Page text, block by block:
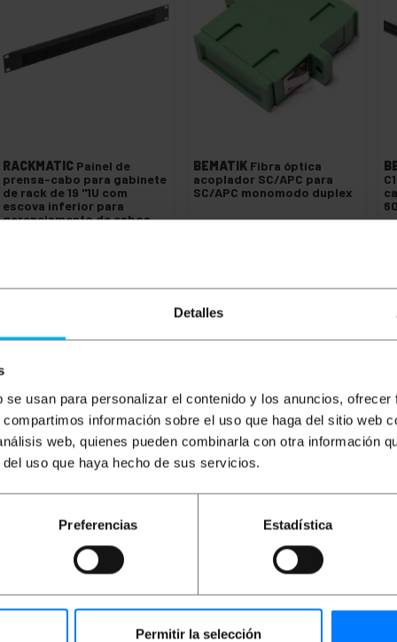
Detalles
usan para personalizar el contenido y los anuncios,
información sobre el uso que haga del sitio web
web, quienes pueden combinarla con otra información
uso que haya hecho de sus servicios.
Preferencias Estadística
Permitir la selección
RACKMATIC Painel de
prensa-cabo para gabinete
de rack de 19 "1U com
escova inferior para
gerenciamento de cabos
Quantidade
BEMATIK Fibra óptica
acoplador SC/APC para
SC/APC monomodo duplex
Entrega imediata
Quantidade
(SM). Possui conectores SC/APC nas duas
Free). Seção do núcleo central e seu revestimento de 9/
amarela). Comprimento do cabo de 20 m.